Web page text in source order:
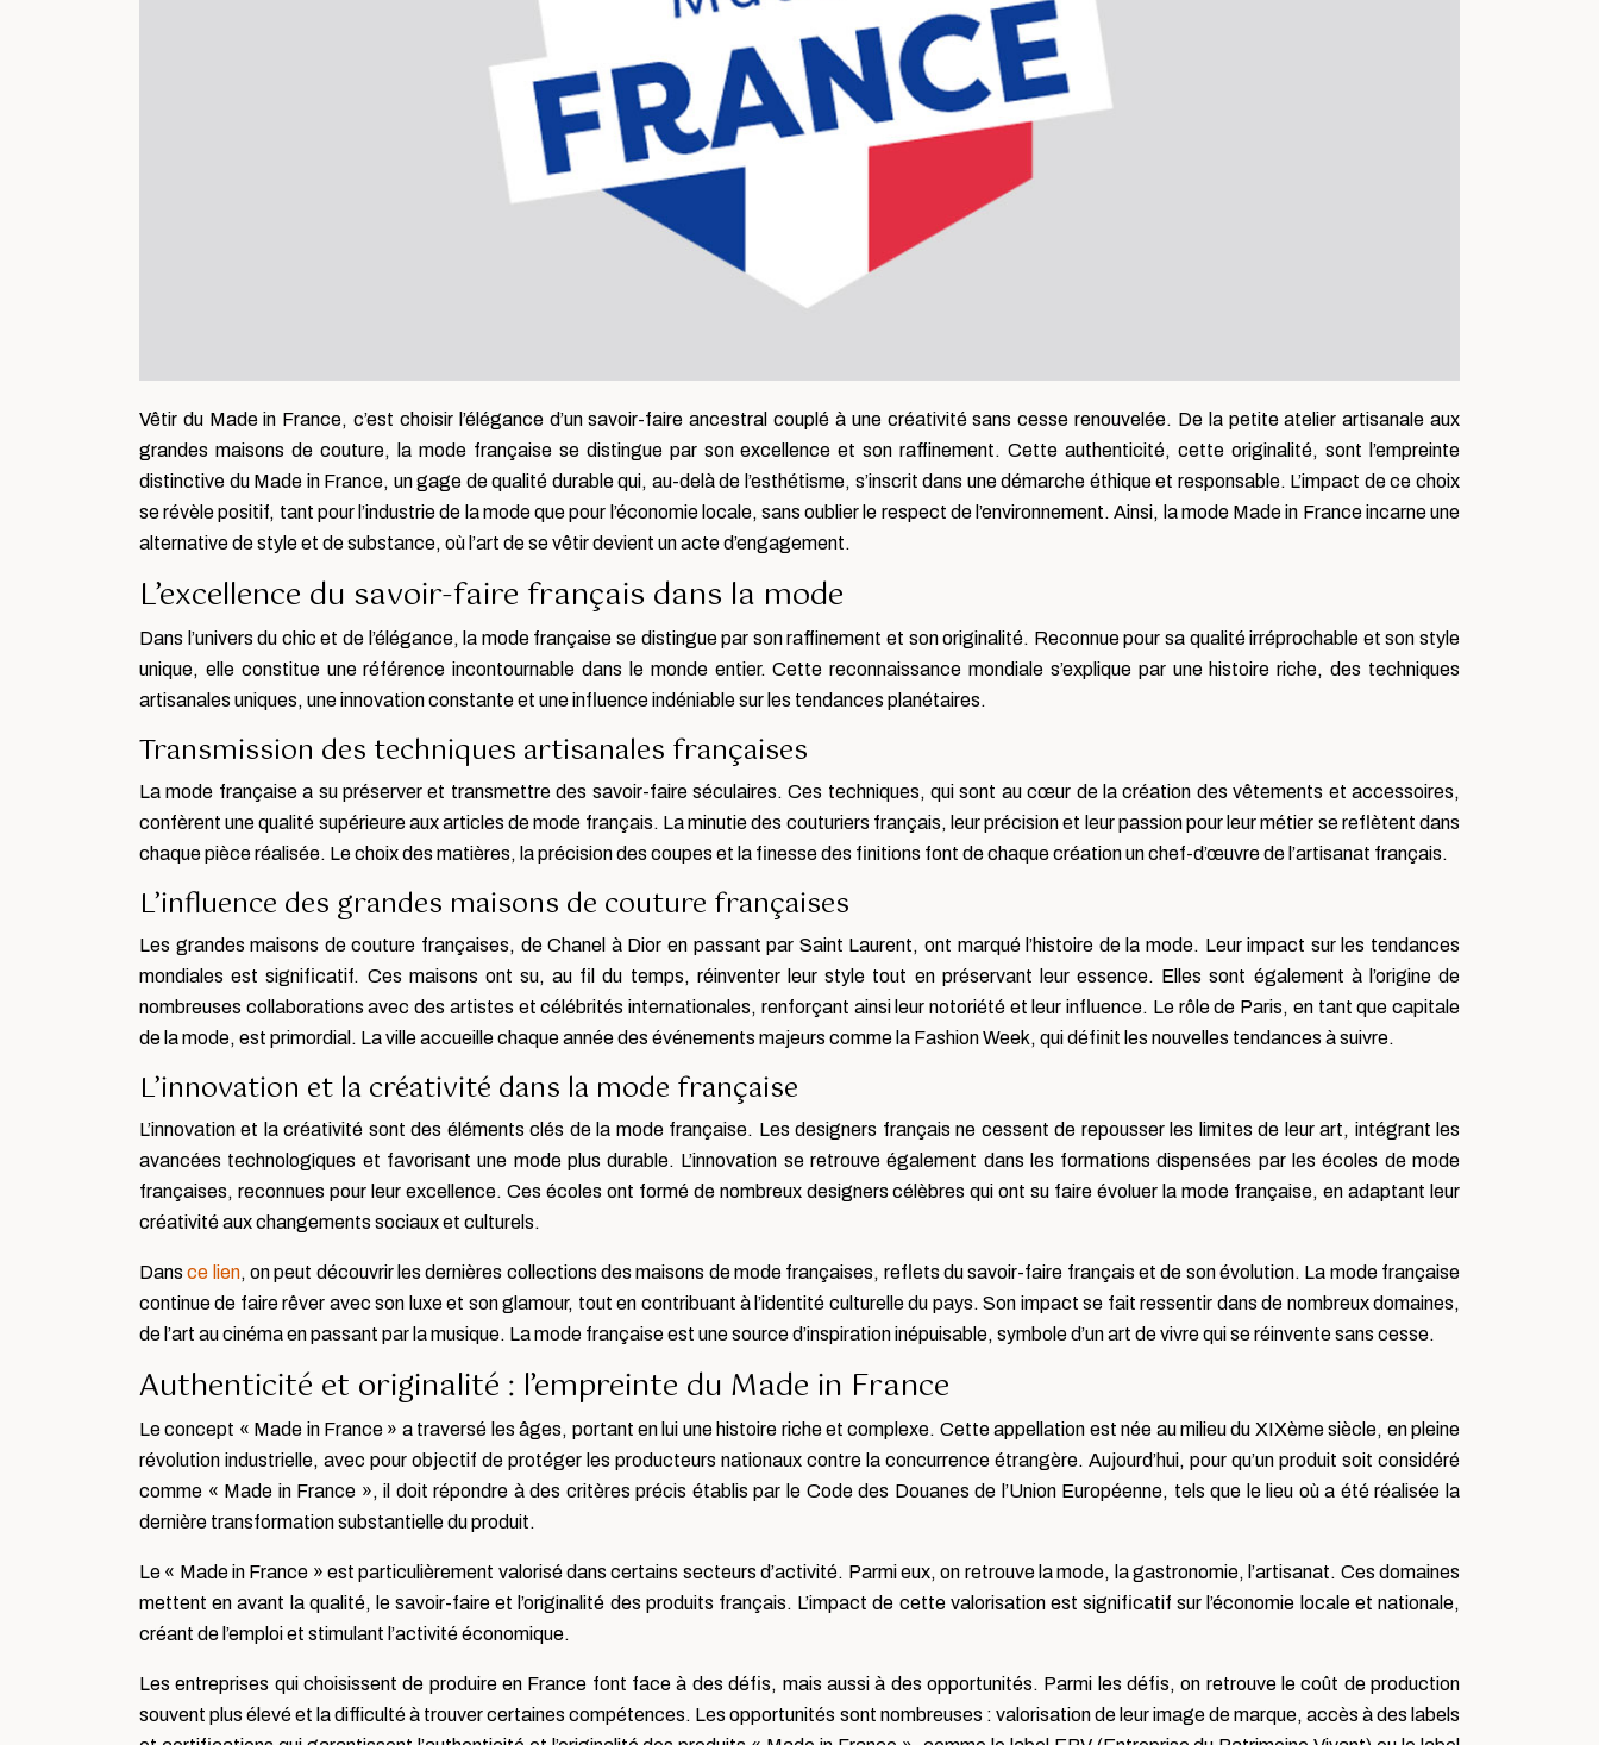
Vêtir du Made in France, c’est choisir l’élégance d’un savoir-faire ancestral couplé à une créativité sans cesse renouvelée. De la petite atelier artisanale aux
grandes maisons de couture, la mode française se distingue par son excellence et son raffinement. Cette authenticité, cette originalité, sont l’empreinte
distinctive du Made in France, un gage de qualité durable qui, au-delà de l’esthétisme, s’inscrit dans une démarche éthique et responsable. L’impact de ce choix
se révèle positif, tant pour l’industrie de la mode que pour l’économie locale, sans oublier le respect de l’environnement. Ainsi, la mode Made in France incarne une
alternative de style et de substance, où l’art de se vêtir devient un acte d’engagement.
L’excellence du savoir-faire français dans la mode
Dans l’univers du chic et de l’élégance, la mode française se distingue par son raffinement et son originalité. Reconnue pour sa qualité irréprochable et son style
unique, elle constitue une référence incontournable dans le monde entier. Cette reconnaissance mondiale s’explique par une histoire riche, des techniques
artisanales uniques, une innovation constante et une influence indéniable sur les tendances planétaires.
Transmission des techniques artisanales françaises
La mode française a su préserver et transmettre des savoir-faire séculaires. Ces techniques, qui sont au cœur de la création des vêtements et accessoires,
confèrent une qualité supérieure aux articles de mode français. La minutie des couturiers français, leur précision et leur passion pour leur métier se reflètent dans
chaque pièce réalisée. Le choix des matières, la précision des coupes et la finesse des finitions font de chaque création un chef-d’œuvre de l’artisanat français.
L’influence des grandes maisons de couture françaises
Les grandes maisons de couture françaises, de Chanel à Dior en passant par Saint Laurent, ont marqué l’histoire de la mode. Leur impact sur les tendances
mondiales est significatif. Ces maisons ont su, au fil du temps, réinventer leur style tout en préservant leur essence. Elles sont également à l’origine de
nombreuses collaborations avec des artistes et célébrités internationales, renforçant ainsi leur notoriété et leur influence. Le rôle de Paris, en tant que capitale
de la mode, est primordial. La ville accueille chaque année des événements majeurs comme la Fashion Week, qui définit les nouvelles tendances à suivre.
L’innovation et la créativité dans la mode française
L’innovation et la créativité sont des éléments clés de la mode française. Les designers français ne cessent de repousser les limites de leur art, intégrant les
avancées technologiques et favorisant une mode plus durable. L’innovation se retrouve également dans les formations dispensées par les écoles de mode
françaises, reconnues pour leur excellence. Ces écoles ont formé de nombreux designers célèbres qui ont su faire évoluer la mode française, en adaptant leur
créativité aux changements sociaux et culturels.
Dansce lien, on peut découvrir les dernières collections des maisons de mode françaises, reflets du savoir-faire français et de son évolution. La mode française
continue de faire rêver avec son luxe et son glamour, tout en contribuant à l’identité culturelle du pays. Son impact se fait ressentir dans de nombreux domaines,
de l’art au cinéma en passant par la musique. La mode française est une source d’inspiration inépuisable, symbole d’un art de vivre qui se réinvente sans cesse.
Authenticité et originalité : l’empreinte du Made in France
Le concept « Made in France » a traversé les âges, portant en lui une histoire riche et complexe. Cette appellation est née au milieu du XIXème siècle, en pleine
révolution industrielle, avec pour objectif de protéger les producteurs nationaux contre la concurrence étrangère. Aujourd’hui, pour qu’un produit soit considéré
comme « Made in France », il doit répondre à des critères précis établis par le Code des Douanes de l’Union Européenne, tels que le lieu où a été réalisée la
dernière transformation substantielle du produit.
Le « Made in France » est particulièrement valorisé dans certains secteurs d’activité. Parmi eux, on retrouve la mode, la gastronomie, l’artisanat. Ces domaines
mettent en avant la qualité, le savoir-faire et l’originalité des produits français. L’impact de cette valorisation est significatif sur l’économie locale et nationale,
créant de l’emploi et stimulant l’activité économique.
Les entreprises qui choisissent de produire en France font face à des défis, mais aussi à des opportunités. Parmi les défis, on retrouve le coût de production
souvent plus élevé et la difficulté à trouver certaines compétences. Les opportunités sont nombreuses : valorisation de leur image de marque, accès à des labels